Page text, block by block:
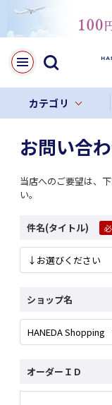
カテゴリ
お問い合
当店へのご要望は、
い。
件名(タイトル)
ショップ名
オーダーＩＤ